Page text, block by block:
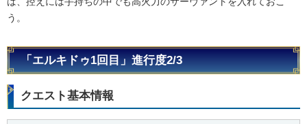
う。
「エルキドゥ1回目」進行度2/3
クエスト基本情報